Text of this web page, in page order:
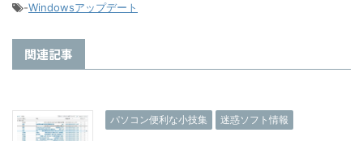
-Windowsアップデート
関連記事
パソコン便利な小技集 迷惑ソフト情報